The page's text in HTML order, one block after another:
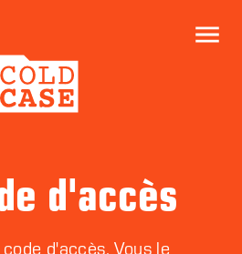
d'accès
d'accès. Vous le